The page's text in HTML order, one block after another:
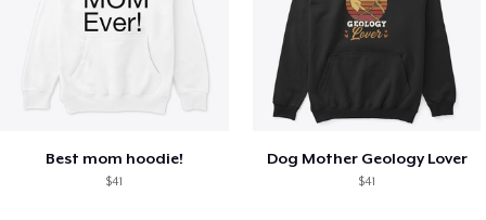
Best mom hoodie!
$41
Dog Mother Geology Lover
$41